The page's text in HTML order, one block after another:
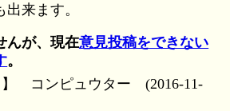
来ます。
んが、現在意見投稿をできない
。
】 コンピュウター (2016-11-